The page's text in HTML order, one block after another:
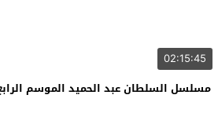
02:15:45
مسلسل السلطان عبد الحميد الموسم الرابع